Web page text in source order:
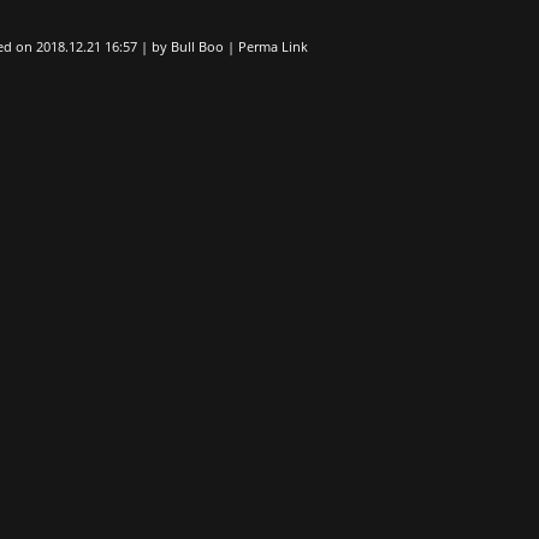
on 2018.12.21 16:57 | by Bull Boo | Perma Link